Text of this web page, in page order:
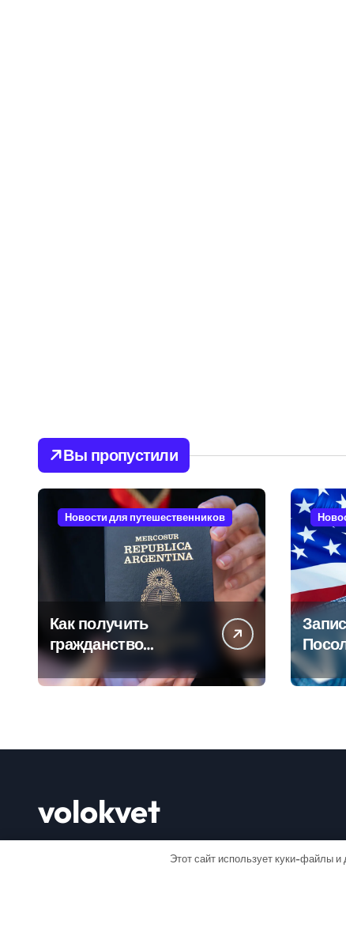
Вы пропустили
Новости для путешественников
Как получить
гражданство
Аргентины: Полное
руководство
volokvet
Этот сайт использует куки-файлы и